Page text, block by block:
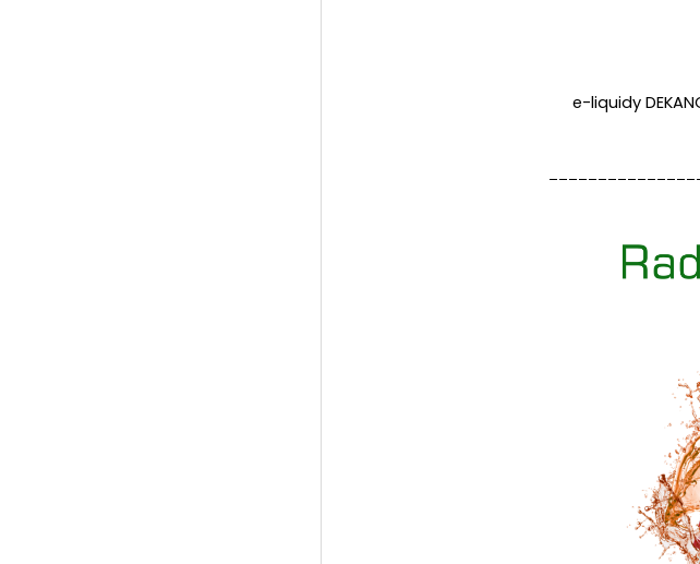
e-liquidy